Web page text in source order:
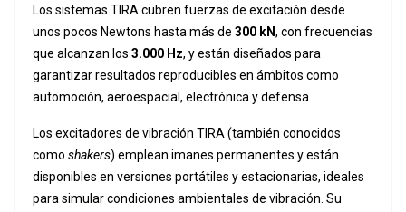
Los sistemas TIRA cubren fuerzas de excitación desde
unos pocos Newtons hasta más de 300 kN, con frecuencias
que alcanzan los 3.000 Hz, y están diseñados para
garantizar resultados reproducibles en ámbitos como
automoción, aeroespacial, electrónica y defensa.
Los excitadores de vibración TIRA (también conocidos
como shakers) emplean imanes permanentes y están
disponibles en versiones portátiles y estacionarias, ideales
para simular condiciones ambientales de vibración. Su